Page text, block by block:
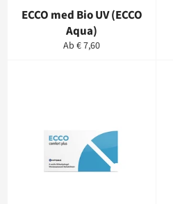
ECCO med Bio UV (ECCO
Aqua)
Ab € 7,60